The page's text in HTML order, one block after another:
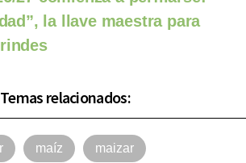
la llave maestra para
Temas relacionados:
maíz maizar